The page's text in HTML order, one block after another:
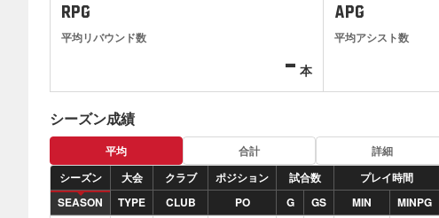
RPG
平均リバウンド数
- 本
APG
平均アシスト数
シーズン成績
平均 合計
詳細
シーズン
大会 クラブ ポジション 試合数 プレイ時間
SEASON
TYPE CLUB PO G GS MIN MINPG